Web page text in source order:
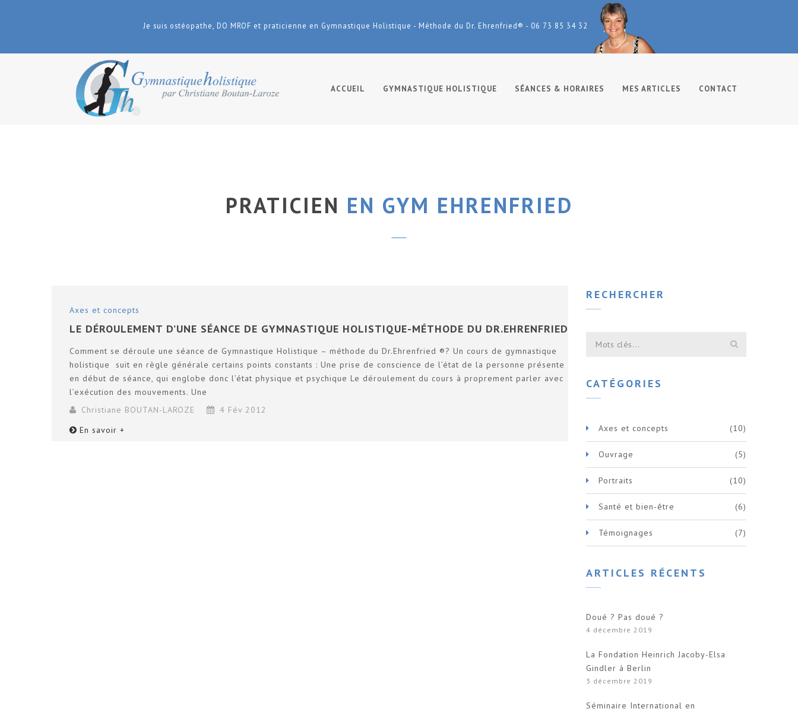
Je suis ostéopathe, DO MROF et praticienne en Gymnastique Holistique - Méthode du Dr. Ehrenfried® - 06 73 85 34 32
ACCUEIL GYMNASTIQUE HOLISTIQUE SÉANCES & HORAIRES MES ARTICLES CONTACT
PRATICIEN EN GYM EHRENFRIED
Axes et concepts
LE DÉROULEMENT D’UNE SÉANCE DE GYMNASTIQUE HOLISTIQUE-MÉTHODE DU DR.EHRENFRIED
Comment se déroule une séance de Gymnastique Holistique – méthode du Dr.Ehrenfried ®? Un cours de gymnastique
holistique suit en règle générale certains points constants : Une prise de conscience de l’état de la personne présente
en début de séance, qui englobe donc l’état physique et psychique Le déroulement du cours à proprement parler avec
l’exécution des mouvements. Une
Christiane BOUTAN-LAROZE
4 Fév 2012
En savoir +
RECHERCHER
CATÉGORIES
Axes et concepts (10)
Ouvrage (5)
Portraits (10)
Santé et bien-être (6)
Témoignages (7)
ARTICLES RÉCENTS
Doué ? Pas doué ?
4 décembre 2019
La Fondation Heinrich Jacoby-Elsa
Gindler à Berlin
3 décembre 2019
Séminaire International en